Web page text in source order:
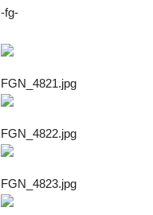
-fg-
FGN_4821.jpg
FGN_4822.jpg
FGN_4823.jpg